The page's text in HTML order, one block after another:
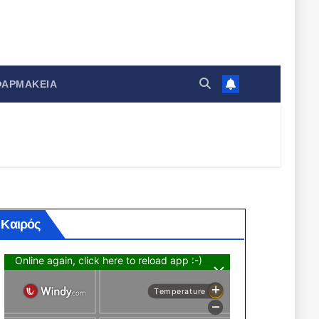
Καιρός